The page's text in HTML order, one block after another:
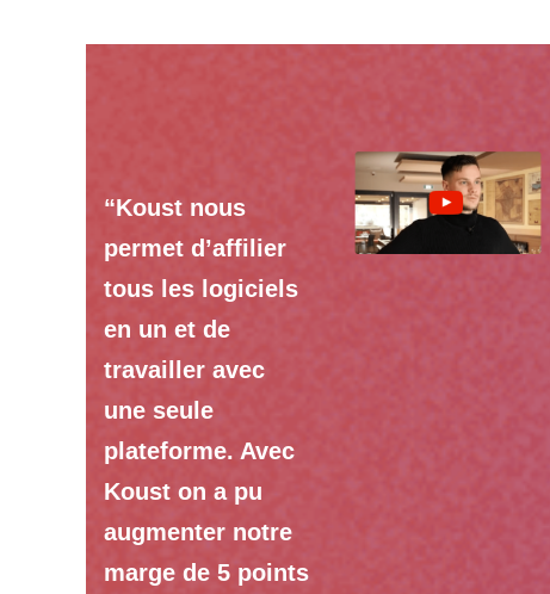
“Koust nous
permet d’affilier
tous les logiciels
en un et de
travailler avec
une seule
plateforme. Avec
Koust on a pu
augmenter notre
marge de 5 points